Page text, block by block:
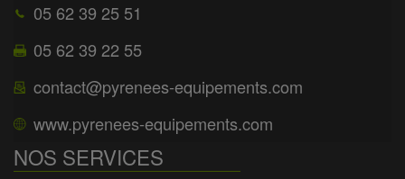
05 62 39 25 51
05 62 39 22 55
contact@pyrenees-equipements.com
www.pyrenees-equipements.com
NOS SERVICES